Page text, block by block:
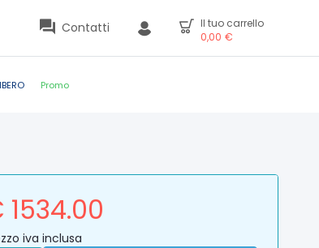
Contatti
Il tuo carrello
0,00 €
Promo
iva inclusa